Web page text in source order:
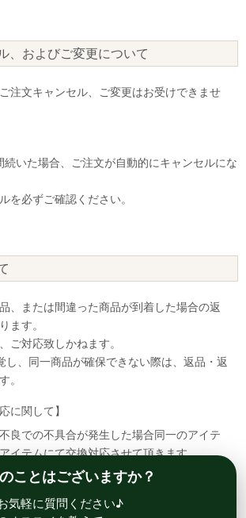
、およびご変更について
注文キャンセル、ご変更はお受けできませ
続いた場合、ご注文が自動的にキャンセルにな
を必ずご確認ください。
、または間違った商品が到着した場合の返
ます。
ご対応致しかねます。
し、同一商品が確保できない際は、返品・返
。
に関して】
良での不具合が発生した場合同一のアイテ
イテムにて交換対応させて頂きます。
払いにて返送して頂く必要が御座いますので
ことはございますか？
気軽に質問ください♪